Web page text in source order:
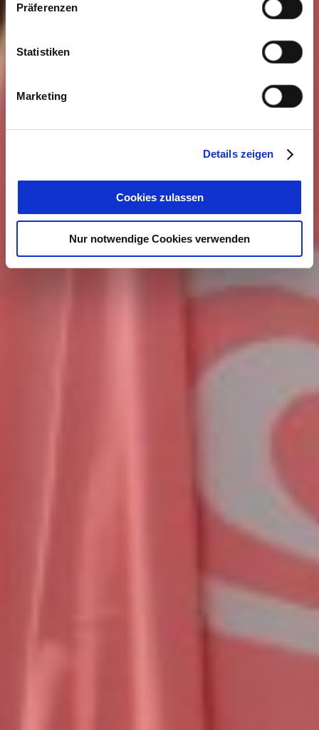
Präferenzen
Statistiken
Marketing
Details zeigen
Cookies zulassen
Nur notwendige Cookies verwenden